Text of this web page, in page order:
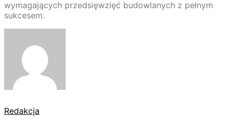
wymagających przedsięwzięć budowlanych z pełnym
sukcesem.
Redakcja